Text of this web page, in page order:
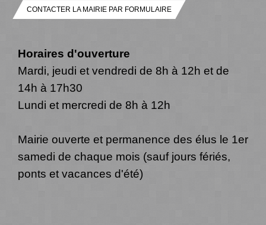
CONTACTER LA MAIRIE PAR FORMULAIRE
Horaires d'ouverture
Mardi, jeudi et vendredi de 8h à 12h et de
14h à 17h30
Lundi et mercredi de 8h à 12h
Mairie ouverte et permanence des élus le 1er
samedi de chaque mois (sauf jours fériés,
ponts et vacances d'été)